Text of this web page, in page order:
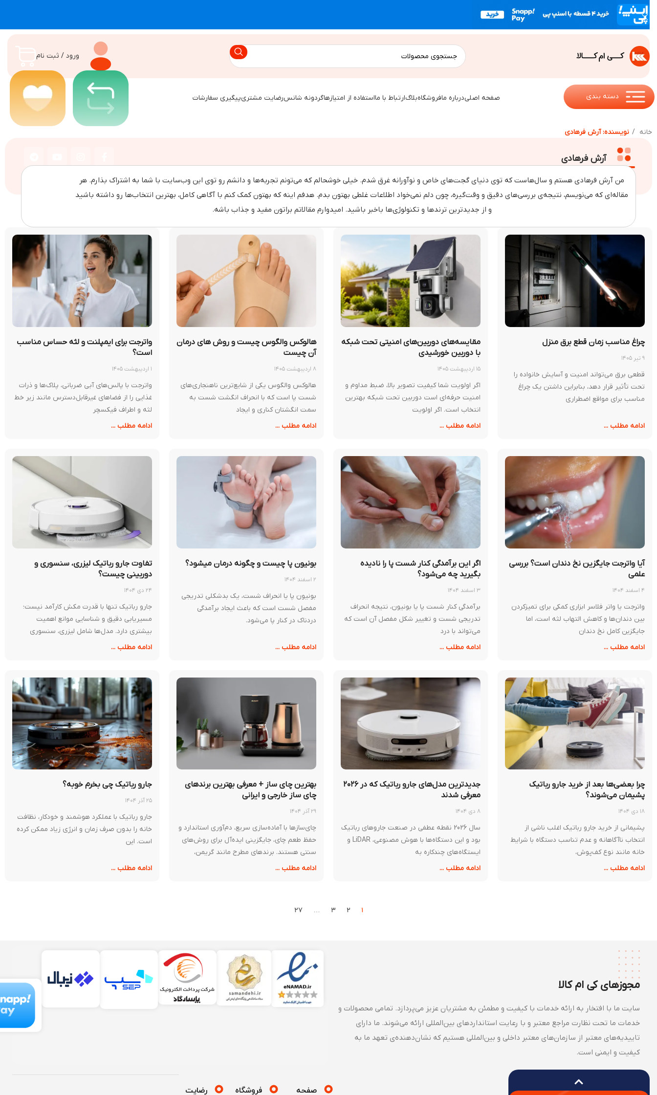
ورود / ثبت نام
دسته بندی صفحه اصلیدرباره مافروشگاهبلاگارتباط با مااستفاده از امتیازهاگردونه شانسرضایت مشتریپیگیری سفارشات
خانه نویسنده: آرش فرهادی
آرش فرهادی
من آرش فرهادی هستم و سال‌هاست که توی دنیای گجت‌های خاص و نوآورانه غرق شدم. خیلی خوشحالم که می‌تونم تجربه‌ها و دانشم رو توی این وب‌سایت با شما به اشتراک بذارم. هر
مقاله‌ای که می‌نویسم، نتیجه‌ی بررسی‌های دقیق و وقت‌گیره، چون دلم نمی‌خواد اطلاعات غلطی بهتون بدم. هدفم اینه که بهتون کمک کنم با آگاهی کامل، بهترین انتخاب‌ها رو داشته باشید
و از جدیدترین ترندها و تکنولوژی‌ها باخبر باشید. امیدوارم مقالاتم براتون مفید و جذاب باشه.
چراغ مناسب زمان قطع برق منزل
۹ تیر ۱۴۰۵
قطعی برق می‌تواند امنیت و آسایش خانواده را
تحت تأثیر قرار دهد، بنابراین داشتن یک چراغ
مناسب برای مواقع اضطراری
ادامه مطلب ...
مقایسه‌های دوربین‌های امنیتی تحت شبکه
با دوربین خورشیدی
۱۵ اردیبهشت ۱۴۰۵
اگر اولویت شما کیفیت تصویر بالا، ضبط مداوم و
امنیت حرفه‌ای است دوربین تحت شبکه بهترین
انتخاب است. اگر اولویت
ادامه مطلب ...
هالوکس والگوس چیست و روش های درمان
آن چیست
۸ اردیبهشت ۱۴۰۵
هالوکس والگوس یکی از شایع‌ترین ناهنجاری‌های
شست پا است که با انحراف انگشت شست به
سمت انگشتان کناری و ایجاد
ادامه مطلب ...
واترجت برای ایمپلنت و لثه حساس مناسب
است؟
۱ اردیبهشت ۱۴۰۵
واترجت با پالس‌های آبی ضربانی، پلاک‌ها و ذرات
غذایی را از فضاهای غیرقابل‌دسترس مانند زیر خط
لثه و اطراف فیکسچر
ادامه مطلب ...
آیا واترجت جایگزین نخ دندان است؟ بررسی
علمی
۴ اسفند ۱۴۰۴
واترجت یا واتر فلاسر ابزاری کمکی برای تمیزکردن
بین دندان‌ها و کاهش التهاب لثه است، اما
جایگزین کامل نخ دندان
ادامه مطلب ...
اگر این برآمدگی کنار شست پا را نادیده
بگیرید چه می‌شود؟
۳ اسفند ۱۴۰۴
برآمدگی کنار شست پا یا بونیون، نتیجه انحراف
تدریجی شست و تغییر شکل مفصل آن است که
می‌تواند با درد
ادامه مطلب ...
بونیون پا چیست و چگونه درمان میشود؟
۲ اسفند ۱۴۰۴
بونیون پا یا انحراف شست، یک بدشکلی تدریجی
مفصل شست است که باعث ایجاد برآمدگی
دردناک در کنار پا می‌شود.
ادامه مطلب ...
تفاوت جارو رباتیک لیزری، سنسوری و
دوربینی چیست؟
۲۴ دی ۱۴۰۴
جارو رباتیک تنها با قدرت مکش کارآمد نیست؛
مسیر‌یابی دقیق و شناسایی موانع اهمیت
بیشتری دارد. مدل‌ها شامل لیزری، سنسوری
ادامه مطلب ...
چرا بعضی‌ها بعد از خرید جارو رباتیک
پشیمان می‌شوند؟
۱۸ دی ۱۴۰۴
پشیمانی از خرید جارو رباتیک اغلب ناشی از
انتخاب ناآگاهانه و عدم تناسب دستگاه با شرایط
خانه مانند نوع کف‌پوش،
ادامه مطلب ...
جدیدترین مدل‌های جارو رباتیک که در ۲۰۲۶
معرفی شدند
۸ دی ۱۴۰۴
سال 2026 نقطه عطفی در صنعت جاروهای رباتیک
بود و این دستگاه‌ها با هوش مصنوعی، LiDAR و
ایستگاه‌های چندکاره به
ادامه مطلب ...
بهترین چای ساز + معرفی بهترین برندهای
چای ساز خارجی و ایرانی
۲۹ آذر ۱۴۰۴
چای‌سازها با آماده‌سازی سریع، دم‌آوری استاندارد و
حفظ طعم چای، جایگزینی ایده‌آل برای روش‌های
سنتی هستند. برندهای مطرح مانند گریمن،
ادامه مطلب ...
جارو رباتیک چی بخرم خوبه؟
۲۵ آذر ۱۴۰۴
جارو رباتیک با عملکرد هوشمند و خودکار، نظافت
خانه را بدون صرف زمان و انرژی زیاد ممکن کرده
است. این
ادامه مطلب ...
۱ ۲ ۳ … ۲۷
مجوزهای کی ام کالا
سایت ما با افتخار به ارائه خدمات با کیفیت و مطمئن به مشتریان عزیز می‌پردازد. تمامی محصولات و
خدمات ما تحت نظارت مراجع معتبر و با رعایت استانداردهای بین‌المللی ارائه می‌شوند. ما دارای
تاییدیه‌های معتبر از سازمان‌های معتبر داخلی و بین‌المللی هستیم که نشان‌دهنده‌ی تعهد ما به
کیفیت و ایمنی است.
صفحه فروشگاه رضایت